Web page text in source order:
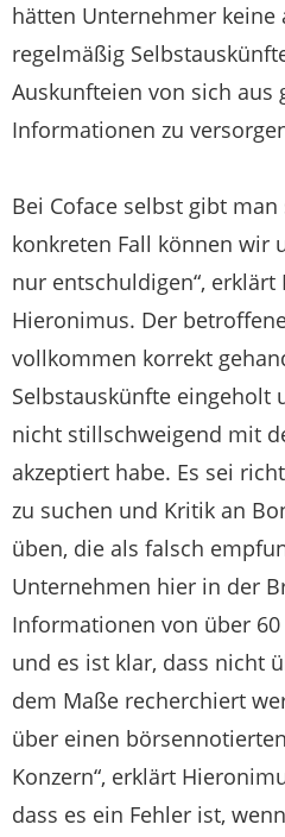
hätten Unternehmer keine
regelmäßig
Auskunfteien von sich aus
Informationen zu
Bei Coface selbst gibt
konkreten Fall können wir
nur entschuldigen“, erklärt
Hieronimus. Der
vollkommen korrekt
Selbstauskünfte eingeholt
nicht stillschweigend mit
akzeptiert habe. Es sei
zu suchen und Kritik an
üben, die als falsch
Unternehmen hier in der
Informationen von über
und es ist klar, dass nicht
dem Maße recherchiert
über einen
Konzern“, erklärt
dass es ein Fehler ist,